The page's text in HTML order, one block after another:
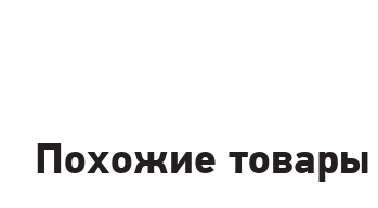
Похожие товары